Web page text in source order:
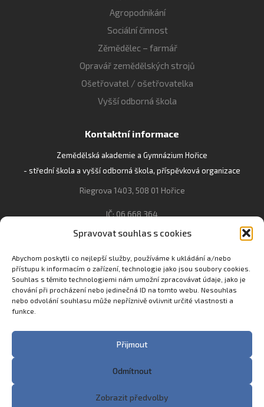
Spravovat souhlas s cookies
Abychom poskytli co nejlepší služby, používáme k ukládání a/nebo
přístupu k informacím o zařízení, technologie jako jsou soubory cookies.
Souhlas s těmito technologiemi nám umožní zpracovávat údaje, jako je
chování při procházení nebo jedinečná ID na tomto webu. Nesouhlas
nebo odvolání souhlasu může nepříznivě ovlivnit určité vlastnosti a
funkce.
Přijmout
Odmítnout
Zobrazit předvolby
Agropodnikání
Sociální činnost
Zěmědělec – farmář
Opravář zemědělských strojů
Ošetřovatel / ošetřovatelka
Vyšší odborná škola
Kontaktní informace
Zemědělská akademie a Gymnázium Hořice
- střední škola a vyšší odborná škola, příspěvková organizace
Riegrova 1403, 508 01 Hořice
IČ: 06 668 364
493 623 021, 493 623 022
info@gozhorice.cz
www.zaghorice.cz
Pověřenec pro ochranu osobních údajů:
Innovation One s.r.o. IČO: 04734807 Březenecká 4808 430 04
Filip Šikola +420 775 992 451 filip.sikola@innone.cz